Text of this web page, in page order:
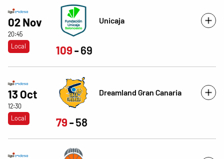
02 Nov
20:45
Local
Unicaja
109 69
13 Oct
12:30
Local
Dreamland Gran Canaria
79 58